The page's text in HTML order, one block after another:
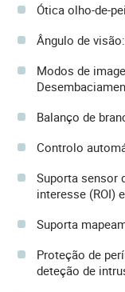
Ótica olho-de-
Ângulo de
Modos de
Balanço de
Controlo
Suporta sensor
interesse (ROI)
Suporta
Proteção de
deteção de